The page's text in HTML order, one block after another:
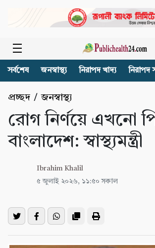
সর্বশেষ জনস্বাস্থ্য নিরাপদ খাদ্য
প্রচ্ছদ /জনস্বাস্থ্য
রোগ নির্ণয়ে এখনো
বাংলাদেশ: স্বাস্থ্যমন্ত্রী
Ibrahim Khalil
৫ জুলাই ২০২৬, ১১:৫০ সকাল